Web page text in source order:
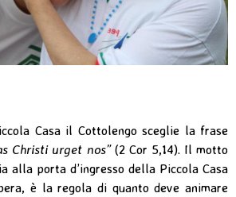
Casa il Cottolengo sceglie la frase
Christi urget nos” (2 Cor 5,14). Il motto
alla porta d’ingresso della Piccola Casa
è la regola di quanto deve animare